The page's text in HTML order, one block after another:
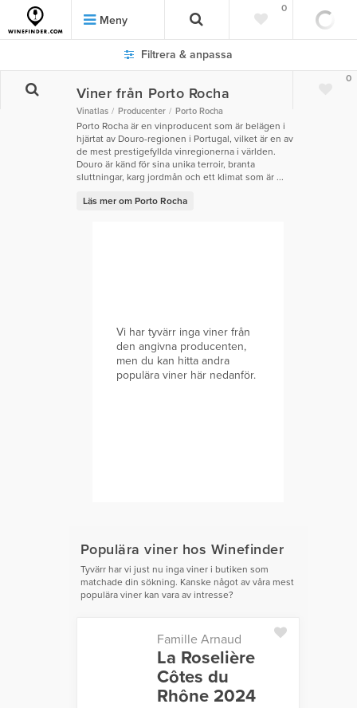
Meny
0
0
Filtrera & anpassa
Viner från Porto Rocha
Vinatlas Producenter Porto Rocha
Porto Rocha är en vinproducent som är belägen i
hjärtat av Douro-regionen i Portugal, vilket är en av
de mest prestigefyllda vinregionerna i världen.
Douro är känd för sina unika terroir, branta
sluttningar, karg jordmån och ett klimat som är ...
Läs mer om Porto Rocha
Vi har tyvärr inga viner från
den angivna producenten,
men du kan hitta andra
populära viner här nedanför.
Populära viner hos Winefinder
Tyvärr har vi just nu inga viner i butiken som
matchade din sökning. Kanske något av våra mest
populära viner kan vara av intresse?
Famille Arnaud
La Roselière
Côtes du
Rhône 2024